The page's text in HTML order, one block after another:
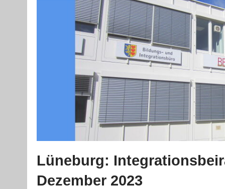
Lüneburg:
Dezember 2023